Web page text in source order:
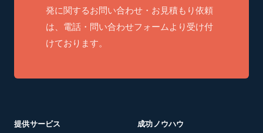
発に関するお問い合わせ・お見積もり依頼
は、電話・問い合わせフォームより受け付
けております。
提供サービス 成功ノウハウ